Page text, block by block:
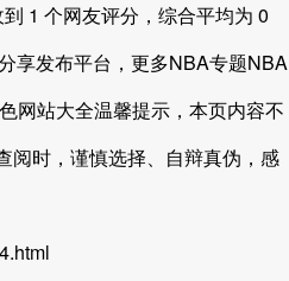
1 个网友评分，综合平均为 0
享发布平台，更多NBA专题NBA
网站大全温馨提示，本页内容不
阅时，谨慎选择、自辩真伪，感